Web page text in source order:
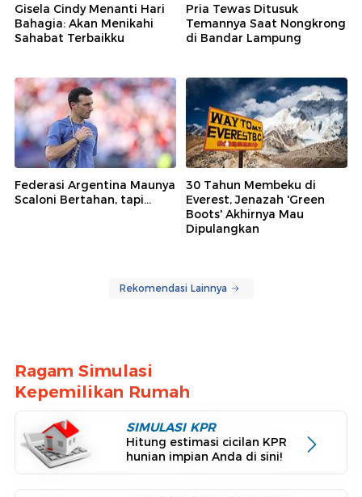
Gisela Cindy Menanti Hari
Bahagia: Akan Menikahi
Sahabat Terbaikku
Pria Tewas Ditusuk
Temannya Saat Nongkrong
di Bandar Lampung
Federasi Argentina Maunya
Scaloni Bertahan, tapi...
30 Tahun Membeku di
Everest, Jenazah 'Green
Boots' Akhirnya Mau
Dipulangkan
Rekomendasi Lainnya
Ragam Simulasi
Kepemilikan Rumah
SIMULASI KPR
Hitung estimasi cicilan KPR
hunian impian Anda di sini!